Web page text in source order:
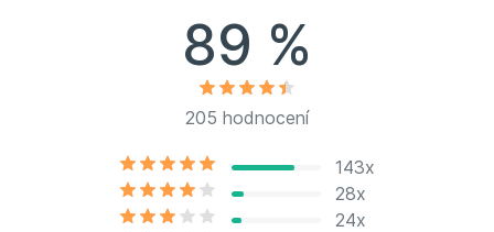
vyzařovat Kateřiny veselá a přátelská povaha.
89 %
205 hodnocení
143x
28x
24x